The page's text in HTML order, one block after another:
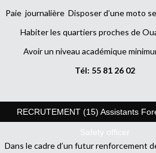
Paie journalière Disposer d’une moto
Habiter les quartiers proches de
Avoir un niveau académique
Tél: 55 81 26 02
RECRUTEMENT (15) Assistants
Safety officer
Dans le cadre d’un futur renforcement